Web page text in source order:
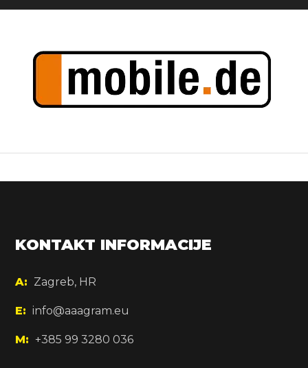
KONTAKT INFORMACIJE
A: Zagreb, HR
E: info@aaagram.eu
M: +385 99 3280 036